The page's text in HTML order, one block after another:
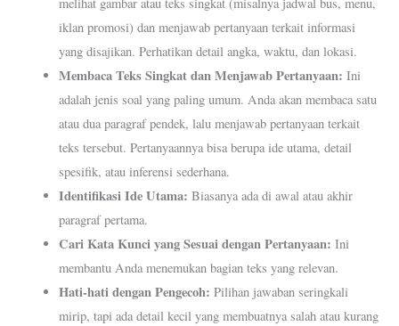
melihat gambar atau teks singkat (misalnya jadwal bus, menu,
iklan promosi) dan menjawab pertanyaan terkait informasi
yang disajikan. Perhatikan detail angka, waktu, dan lokasi.
Membaca Teks Singkat dan Menjawab Pertanyaan: Ini
adalah jenis soal yang paling umum. Anda akan membaca satu
atau dua paragraf pendek, lalu menjawab pertanyaan terkait
teks tersebut. Pertanyaannya bisa berupa ide utama, detail
spesifik, atau inferensi sederhana.
Identifikasi Ide Utama: Biasanya ada di awal atau akhir
paragraf pertama.
Cari Kata Kunci yang Sesuai dengan Pertanyaan: Ini
membantu Anda menemukan bagian teks yang relevan.
Hati-hati dengan Pengecoh: Pilihan jawaban seringkali
mirip, tapi ada detail kecil yang membuatnya salah atau kurang